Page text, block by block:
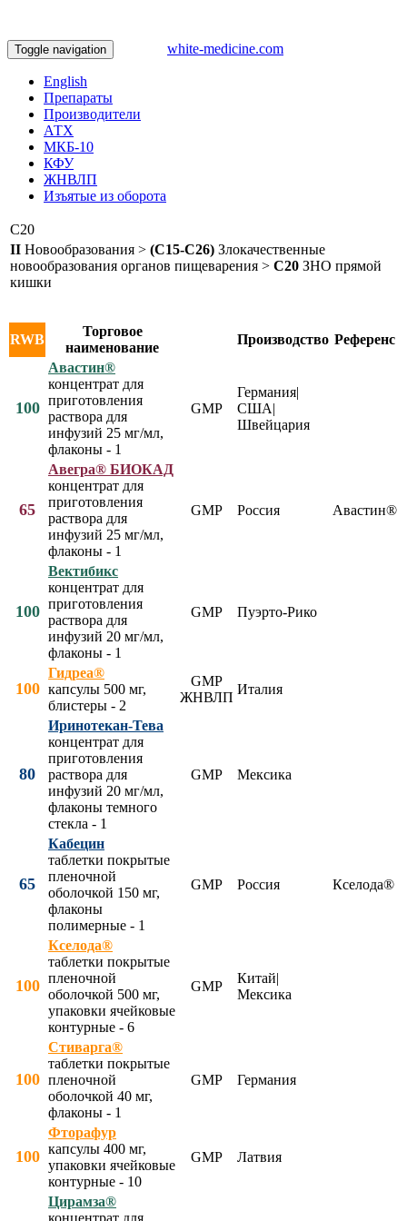
Toggle navigation white-medicine.com
English
Препараты
Производители
АТХ
МКБ-10
КФУ
ЖНВЛП
Изъятые из оборота
C20
II Новообразования > (C15-C26) Злокачественные
новообразования органов пищеварения > C20 ЗНО прямой
кишки
RWB
Торговое
наименование
Производство Референс
100
Авастин®
концентрат для
приготовления
раствора для
инфузий 25 мг/мл,
флаконы - 1
GMP
Германия|
США|
Швейцария
65
Авегра® БИОКАД
концентрат для
приготовления
раствора для
инфузий 25 мг/мл,
флаконы - 1
GMP Россия Авастин®
100
Вектибикс
концентрат для
приготовления
раствора для
инфузий 20 мг/мл,
флаконы - 1
GMP Пуэрто-Рико
100
Гидреа®
капсулы 500 мг,
блистеры - 2
GMP
ЖНВЛП
Италия
80
Иринотекан-Тева
концентрат для
приготовления
раствора для
инфузий 20 мг/мл,
флаконы темного
стекла - 1
GMP Мексика
65
Кабецин
таблетки покрытые
пленочной
оболочкой 150 мг,
флаконы
полимерные - 1
GMP Россия Кселода®
100
Кселода®
таблетки покрытые
пленочной
оболочкой 500 мг,
упаковки ячейковые
контурные - 6
GMP
Китай|
Мексика
100
Стиварга®
таблетки покрытые
пленочной
оболочкой 40 мг,
флаконы - 1
GMP Германия
100
Фторафур
капсулы 400 мг,
упаковки ячейковые
контурные - 10
GMP Латвия
Цирамза®
концентрат для